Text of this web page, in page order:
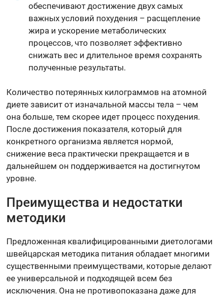
обеспечивают достижение двух самых
важных условий похудения – расщепление
жира и ускорение метаболических
процессов, что позволяет эффективно
снижать вес и длительное время сохранять
полученные результаты.
Количество потерянных килограммов на атомной
диете зависит от изначальной массы тела – чем
она больше, тем скорее идет процесс похудения.
После достижения показателя, который для
конкретного организма является нормой,
снижение веса практически прекращается и в
дальнейшем он поддерживается на достигнутом
уровне.
Преимущества и недостатки
методики
Предложенная квалифицированными диетологами
швейцарская методика питания обладает многими
существенными преимуществами, которые делают
ее универсальной и подходящей всем без
исключения. Она не противопоказана даже для